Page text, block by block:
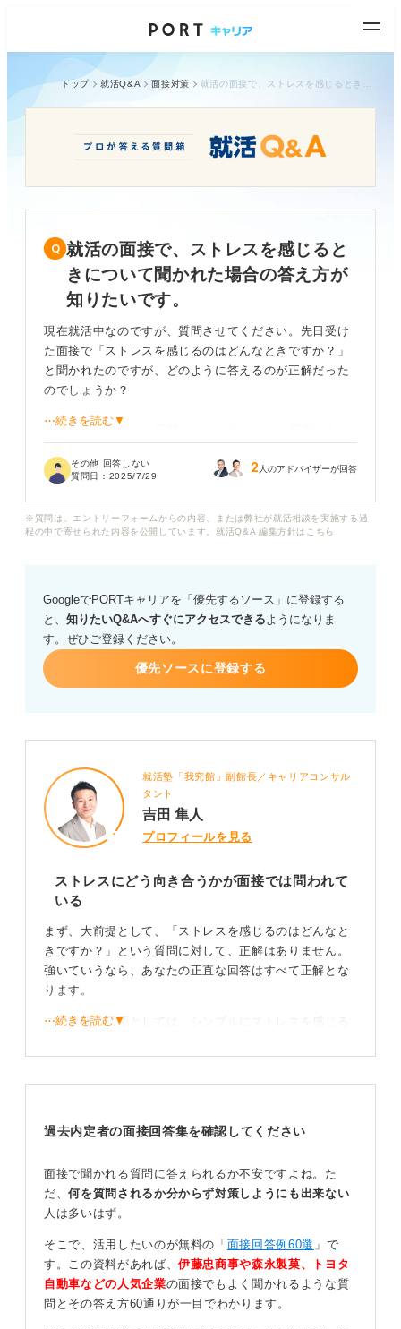
トップ 就活Q&A 面接対策
就活の面接で、ストレスを感じると
きについて聞かれた場合の答え方が
知りたいです。
現在就活中なのですが、質問させてください。先日受け
た面接で「ストレスを感じるのはどんなときですか？」
と聞かれたのですが、どのように答えるのが正解だった
のでしょうか？
予想していなかった質問だったため、かなり戸惑いまし
ピールをするべきなのかわからず、言葉に詰まった結果
次また同じような質問をされたときのために、この質問
⋯続きを読む▼
その他 回答しない
質問日： 2025/7/29 2 人のアドバイザーが回答
※質問は、エントリーフォームからの内容、または弊社が就活相談を実施する過
程の中で寄せられた内容を公開しています。就活Q&A 編集方針は こちら
GoogleでPORTキャリアを「優先するソース」に登録する
と、 知りたいQ&Aへすぐにアクセスできるようになりま
す。ぜひご登録ください。
優先ソースに登録する
就活塾「我究館」副館長／キャリアコンサル
タント
吉田 隼人
プロフィールを見る
ストレスにどう向き合うかが面接では問われて
いる
まず、大前提として、「ストレスを感じるのはどんなと
きですか？」という質問に対して、正解はありません。
強いていうなら、あなたの正直な回答はすべて正解とな
ります。
この質問の意図としては、シンプルにストレスを感じる
き合い方を知る意図で聞かれることがほとんどです。変
嘘をつかず正直に語ることでミスマッチを防げる
て内定した場合、その後の仕事で苦労する可能性が高い
です。ミスマッチにもつながるため、嘘をついたりごま
かしたりすることは避けましょう。
また、「わかりません」という回答は、むしろ不正解に
なる回答です。自分のストレスのポイントが理解できて
いないということで、自己理解不足やストレス経験の無
⋯続きを読む▼
過去内定者の面接回答集を確認してください
面接で聞かれる質問に答えられるか不安ですよね。た
だ、何を質問されるか分からず対策しようにも出来ない
人は多いはず。
そこで、活用したいのが無料の「 面接回答例60選 」で
す。この資料があれば、伊藤忠商事や森永製菓、トヨタ
自動車などの人気企業の面接でもよく聞かれるような質
問とその答え方60通りが一目でわかります。